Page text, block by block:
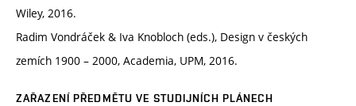
Wiley, 2016.
Radim Vondráček & Iva Knobloch (eds.), Design v českých
zemích 1900 – 2000, Academia, UPM, 2016.
ZAŘAZENÍ PŘEDMĚTU VE STUDIJNÍCH PLÁNECH